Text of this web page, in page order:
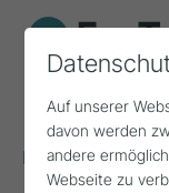
Home Themen
Dieses Hotel ist
Auf unserer
davon werden
andere
Webseite zu